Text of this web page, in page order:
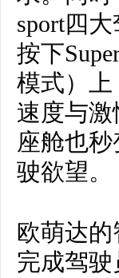
sport四
按下
模式）
速度与
座舱也
驶欲望。
欧萌达
完成驾